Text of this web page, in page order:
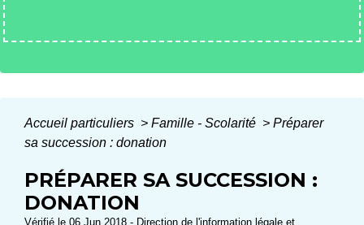
Accueil particuliers > Famille - Scolarité > Préparer
sa succession : donation
PRÉPARER SA SUCCESSION :
DONATION
Vérifié le 06 Jun 2018 - Direction de l'information légale et